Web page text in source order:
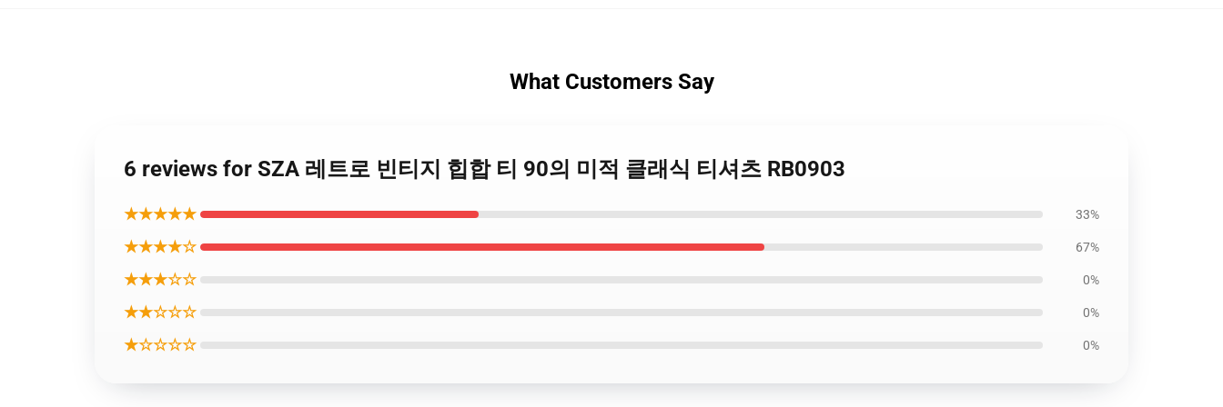
What Customers Say
6 reviews for SZA 레트로 빈티지 힙합 티 90의 미적 클래식 티셔츠 RB0903
★★★★★ 33%
★★★★☆ 67%
★★★☆☆ 0%
★★☆☆☆ 0%
★☆☆☆☆ 0%